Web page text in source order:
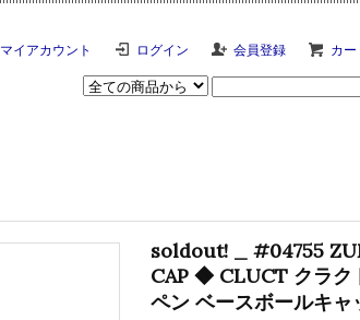
マイアカウント ログイン 会員登録 カー
soldout! _ #04755
CAP ◆ CLUCT クラク
ペン ベースボールキ